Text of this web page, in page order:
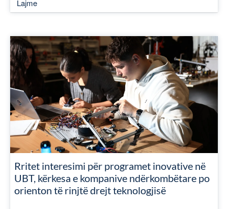
Lajme
Rritet interesimi për programet inovative në
UBT, kërkesa e kompanive ndërkombëtare po
orienton të rinjtë drejt teknologjisë